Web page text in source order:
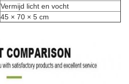
Vermijd licht en vocht
45 × 70 × 5 cm